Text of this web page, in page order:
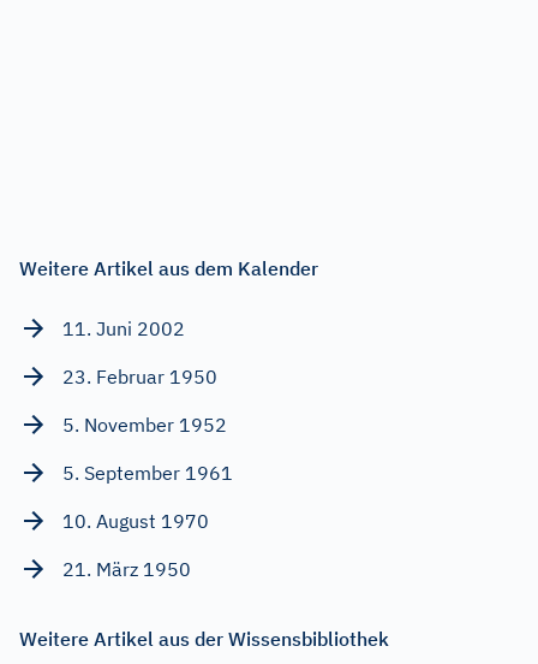
Weitere Artikel aus dem Kalender
11. Juni 2002
23. Februar 1950
5. November 1952
5. September 1961
10. August 1970
21. März 1950
Weitere Artikel aus der Wissensbibliothek